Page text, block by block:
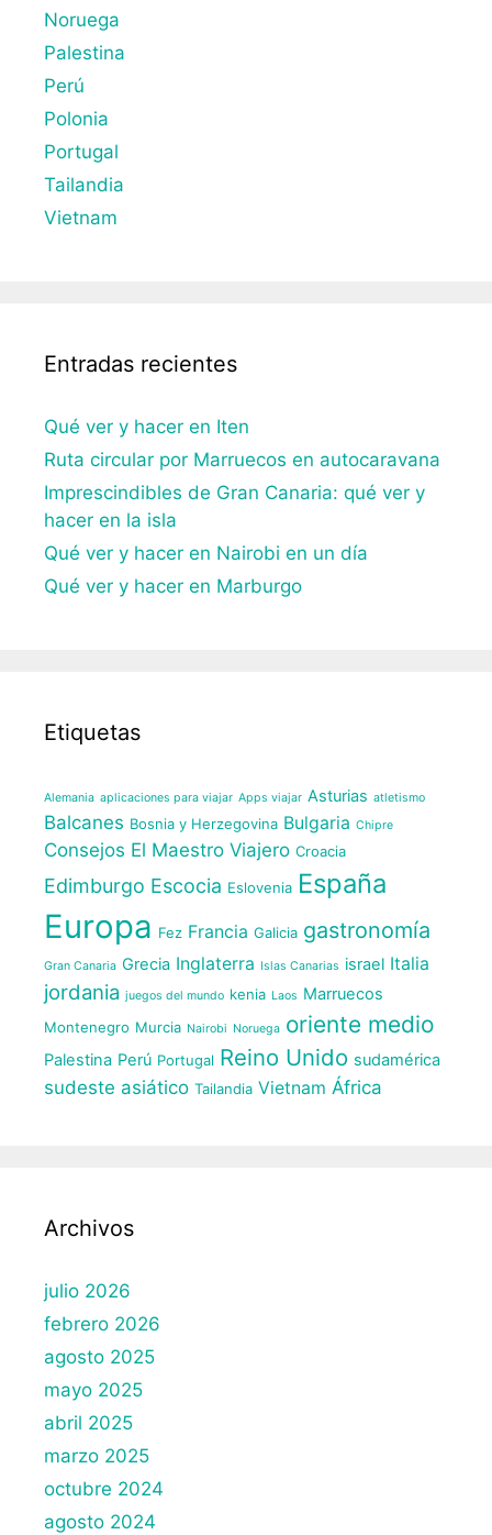
Noruega
Palestina
Perú
Polonia
Portugal
Tailandia
Vietnam
Entradas recientes
Qué ver y hacer en Iten
Ruta circular por Marruecos en autocaravana
Imprescindibles de Gran Canaria: qué ver y
hacer en la isla
Qué ver y hacer en Nairobi en un día
Qué ver y hacer en Marburgo
Etiquetas
Alemania aplicaciones para viajar Apps viajar Asturias atletismo
Balcanes Bosnia y Herzegovina Bulgaria Chipre
Consejos El Maestro Viajero Croacia
Edimburgo Escocia Eslovenia España
Europa Fez Francia Galicia gastronomía
Gran Canaria Grecia Inglaterra Islas Canarias israel Italia
jordania juegos del mundo kenia Laos Marruecos
Montenegro Murcia Nairobi Noruega oriente medio
Palestina Perú Portugal Reino Unido sudamérica
sudeste asiático Tailandia Vietnam África
Archivos
julio 2026
febrero 2026
agosto 2025
mayo 2025
abril 2025
marzo 2025
octubre 2024
agosto 2024